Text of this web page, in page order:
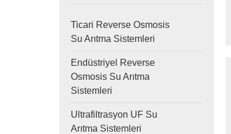
Ticari Reverse Osmosis
Su Arıtma Sistemleri
Endüstriyel Reverse
Osmosis Su Arıtma
Sistemleri
Ultrafiltrasyon UF Su
Arıtma Sistemleri